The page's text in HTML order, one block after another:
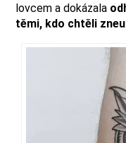
lovcem a dokázala
těmi, kdo chtěli